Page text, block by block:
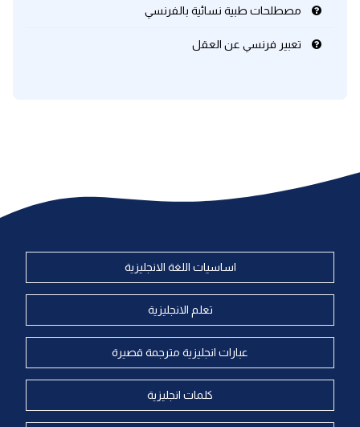
مصطلحات طبية نسائية بالفرنسي
تعبير فرنسي عن العقل
اساسيات اللغة الانجليزية
تعلم الانجليزية
عبارات انجليزية مترجمة قصيرة
كلمات انجليزية